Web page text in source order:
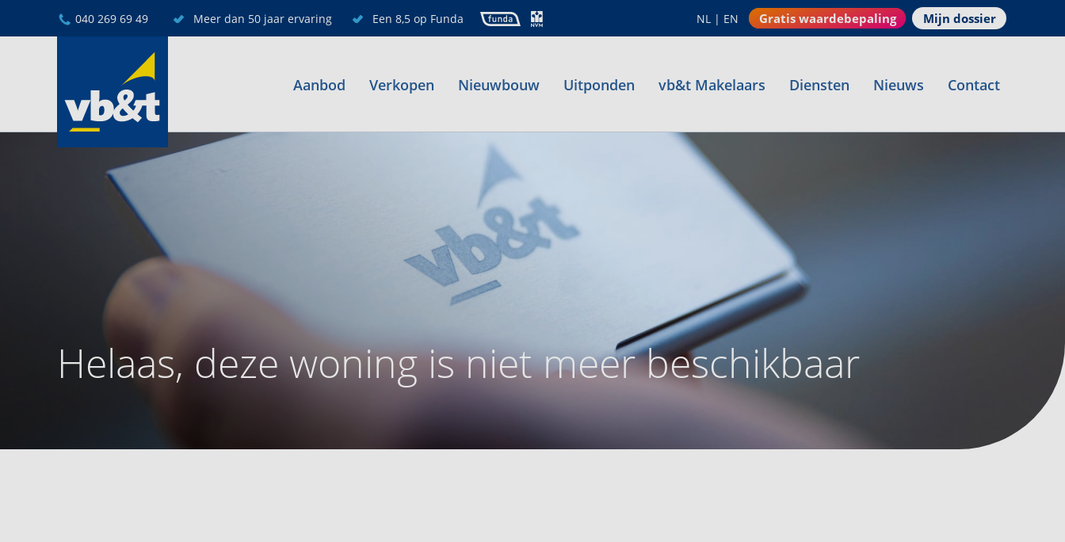
040 269 69 49 Meer dan 50 jaar ervaring Een 8,5 op Funda NL | EN Gratis waardebepaling Mijn dossier
Aanbod Verkopen Nieuwbouw Uitponden vb&t Makelaars Diensten Nieuws Contact
Helaas, deze woning is niet meer beschikbaar